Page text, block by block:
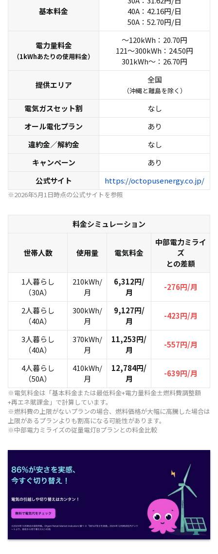
電気使用量
1人暮らし
30A/210kWh
40A/300kWh
3人暮らし
40A/370kWh
50A/410kWh
家庭の省エネハンドブック2025 | 東京都環境局
基本料金
40A：42.16円/日
50A：52.70円/日
電力量料金
（1kWhあたりの使用料金）
～120kWh：20.70円
121～300kWh：24.50円
301kWh～：26.70円
提供エリア
全国
（沖縄と離島を除く）
電気ガスセット割
なし
オール電化プラン
あり
違約金／解約金
なし
キャンペーン
あり
公式サイト
https://octopusenergy.co.jp/
※2026年5月1日時点の公式サイトを参照
料金シミュレーション
世帯人数 使用量 電気料金
中部電力ミライ
ズ
との差額
1人暮らし
（30A）
210kWh/
月
6,312円/
月
-276円/月
2人暮らし
（40A）
300kWh/
月
9,127円/
月
-423円/月
3人暮らし
（40A）
370kWh/
月
11,253円/
月
-557円/月
4人暮らし
（50A）
410kWh/
月
12,784円/
月
-639円/月
※電気料金は「基本料金または最低料金+電力量料金±燃料費調整額
+再エネ賦課金」で計算しています。
※燃料費の上限がないプランの場合、燃料価格が大幅に高騰した場合は
上限があるプランよりも割高になる可能性があります。
※中部電力ミライズの従量電灯Bプランとの料金比較